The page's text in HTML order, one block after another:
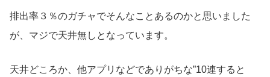
排出率３％のガチャでそんなことあるのかと思いました
が、マジで天井無しとなっています。
天井どころか、他アプリなどでありがちな”10連すると